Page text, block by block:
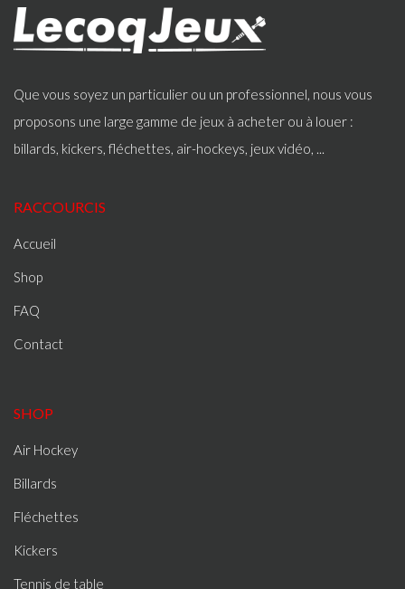
Que vous soyez un particulier ou un professionnel, nous vous
proposons une large gamme de jeux à acheter ou à louer :
billards, kickers, fléchettes, air-hockeys, jeux vidéo, ...
RACCOURCIS
Accueil
Shop
FAQ
Contact
SHOP
Air Hockey
Billards
Fléchettes
Kickers
Tennis de table